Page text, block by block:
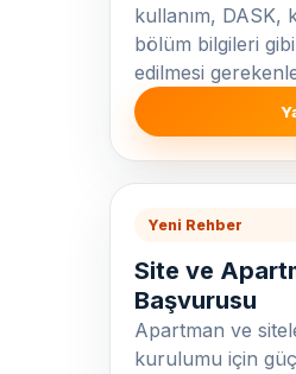
kullanım, DASK,
bölüm bilgileri
edilmesi
Yeni Rehber
Site ve
Başvurusu
Apartman ve
kurulumu için